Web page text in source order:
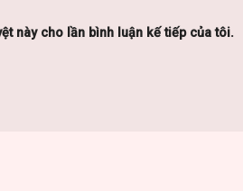
này cho lần bình luận kế tiếp của tôi.